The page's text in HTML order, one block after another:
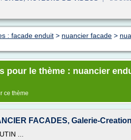
: facade enduit > nuancier facade >
pour le thème : nuancier
ce thème
FACADES, Galerie-
...